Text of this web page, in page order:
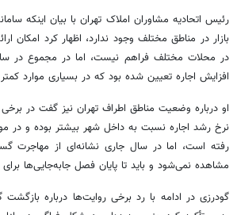
رئیس اتحادیه مشاوران املاک تهران با بیان اینکه
بازار در مناطق مختلف وجود ندارد، اظهار کرد امکان
در محلات مختلف فراهم نیست، اما در مجموع در
افزایش اجاره تعیین شده بود که در بسیاری موارد
او درباره وضعیت مناطق اطراف تهران نیز گفت در
رفته است، اما در سال جاری نشانه‌ای از مهاجرت
مشاهده نمی‌شود و باید تا پایان فصل جابه‌جایی‌ها برای
گودرزی در ادامه با رد برخی روایت‌ها درباره